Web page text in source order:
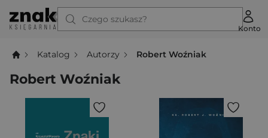
Czego szukasz?
Konto
Katalog Autorzy Robert Woźniak
Robert Woźniak